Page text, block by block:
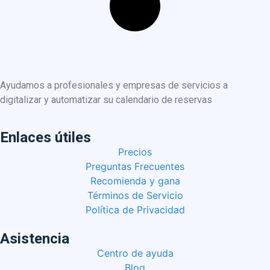
Ayudamos a profesionales y empresas de servicios a
digitalizar y automatizar su calendario de reservas
Enlaces útiles
Precios
Preguntas Frecuentes
Recomienda y gana
Términos de Servicio
Política de Privacidad
Asistencia
Centro de ayuda